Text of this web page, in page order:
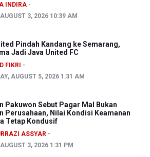
INDIRA
3, 2026 10:39 AM
Pindah Kandang ke Semarang,
Jadi Java United FC
FIKRI
AUGUST 5, 2026 1:31 AM
Pakuwon Sebut Pagar Mal Bukan
Perusahaan, Nilai Kondisi Keamanan
Tetap Kondusif
ASSYAR
3, 2026 1:31 PM